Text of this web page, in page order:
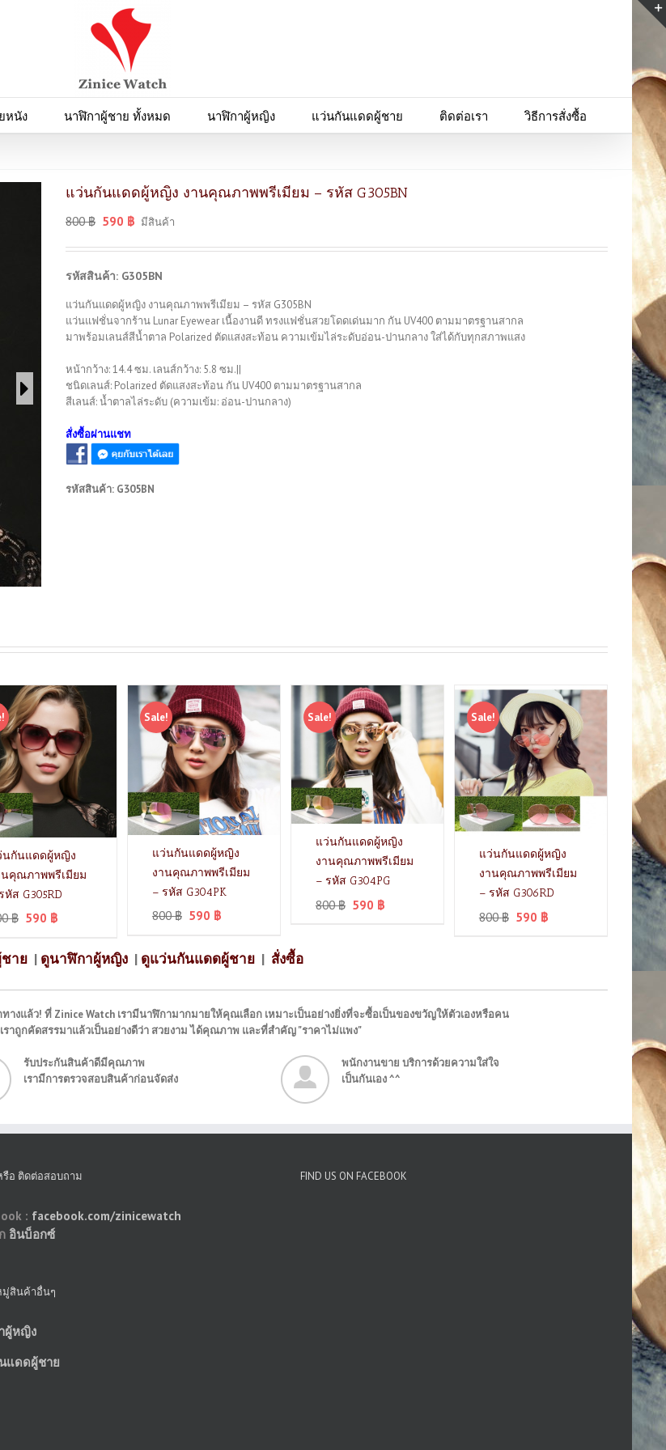
หนัง นาฬิกาผู้ชาย ทั้งหมด นาฬิกาผู้หญิง แว่นกันแดดผู้ชาย ติดต่อเรา วิธีการสั่งซื้อ
แว่นกันแดดผู้หญิง งานคุณภาพพรีเมียม – รหัส G305BN
800฿ 590 ฿ มีสินค้า
รหัสสินค้า: G305BN
แว่นกันแดดผู้หญิง งานคุณภาพพรีเมียม – รหัส G305BN
แว่นแฟชั่นจากร้าน Lunar Eyewear เนื้องานดี ทรงแฟชั่นสวยโดดเด่นมาก กัน UV400 ตามมาตรฐานสากล
มาพร้อมเลนส์สีน้ำตาล Polarized ตัดแสงสะท้อน ความเข้มไล่ระดับอ่อน-ปานกลาง ใส่ได้กับทุกสภาพแสง
หน้ากว้าง: 14.4 ซม. เลนส์กว้าง: 5.8 ซม.||
ชนิดเลนส์: Polarized ตัดแสงสะท้อน กัน UV400 ตามมาตรฐานสากล
สีเลนส์: น้ำตาลไล่ระดับ (ความเข้ม: อ่อน-ปานกลาง)
สั่งซื้อผ่านแชท
รหัสสินค้า: G305BN
นกันแดดผู้หญิง
นคุณภาพพรีเมียม
หัส G305RD
฿ 590 ฿
Sale!
แว่นกันแดดผู้หญิง
งานคุณภาพพรีเมียม
– รหัส G304PK
800฿ 590 ฿
Sale!
แว่นกันแดดผู้หญิง
งานคุณภาพพรีเมียม
– รหัส G304PG
800฿ 590 ฿
Sale!
แว่นกันแดดผู้หญิง
งานคุณภาพพรีเมียม
– รหัส G306RD
800฿ 590 ฿
าย | ดูนาฬิกาผู้หญิง | ดูแว่นกันแดดผู้ชาย | สั่งซื้อ
แล้ว! ที่ Zinice Watch เรามีนาฬิกามากมายให้คุณเลือก เหมาะเป็นอย่างยิ่งที่จะซื้อเป็นของขวัญให้ตัวเองหรือคน
าถูกคัดสรรมาแล้วเป็นอย่างดีว่า สวยงาม ได้คุณภาพ และที่สำคัญ "ราคาไม่แพง"
รับประกันสินค้าดีมีคุณภาพ
เรามีการตรวจสอบสินค้าก่อนจัดส่ง
พนักงานขาย บริการด้วยความใส่ใจ
เป็นกันเอง ^^
รือ ติดต่อสอบถาม
: facebook.com/zinicewatch
อินบ็อกซ์
สินค้าอื่นๆ
ผู้หญิง
แดดผู้ชาย
FIND US ON FACEBOOK